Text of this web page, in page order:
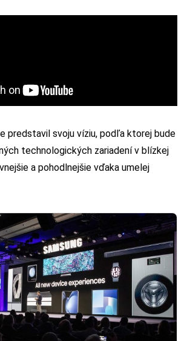
predstavil svoju víziu, podľa ktorej bude
technologických zariadení v blízkej
a pohodlnejšie vďaka umelej